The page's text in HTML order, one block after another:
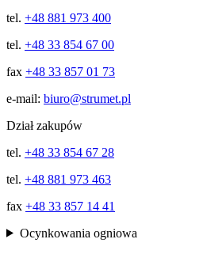
tel. +48 881 973 400
tel. +48 33 854 67 00
fax +48 33 857 01 73
e-mail: biuro@strumet.pl
Dział zakupów
tel. +48 33 854 67 28
tel. +48 881 973 463
fax +48 33 857 14 41
Ocynkowania ogniowa